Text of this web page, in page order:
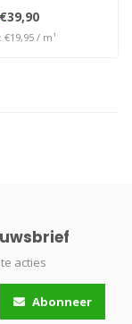
zonder te bore..
€39,90
/ m¹
acties
Abonneer